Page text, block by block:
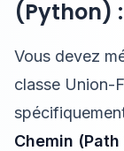
(Python) :
Vous devez
classe Union-
Chemin